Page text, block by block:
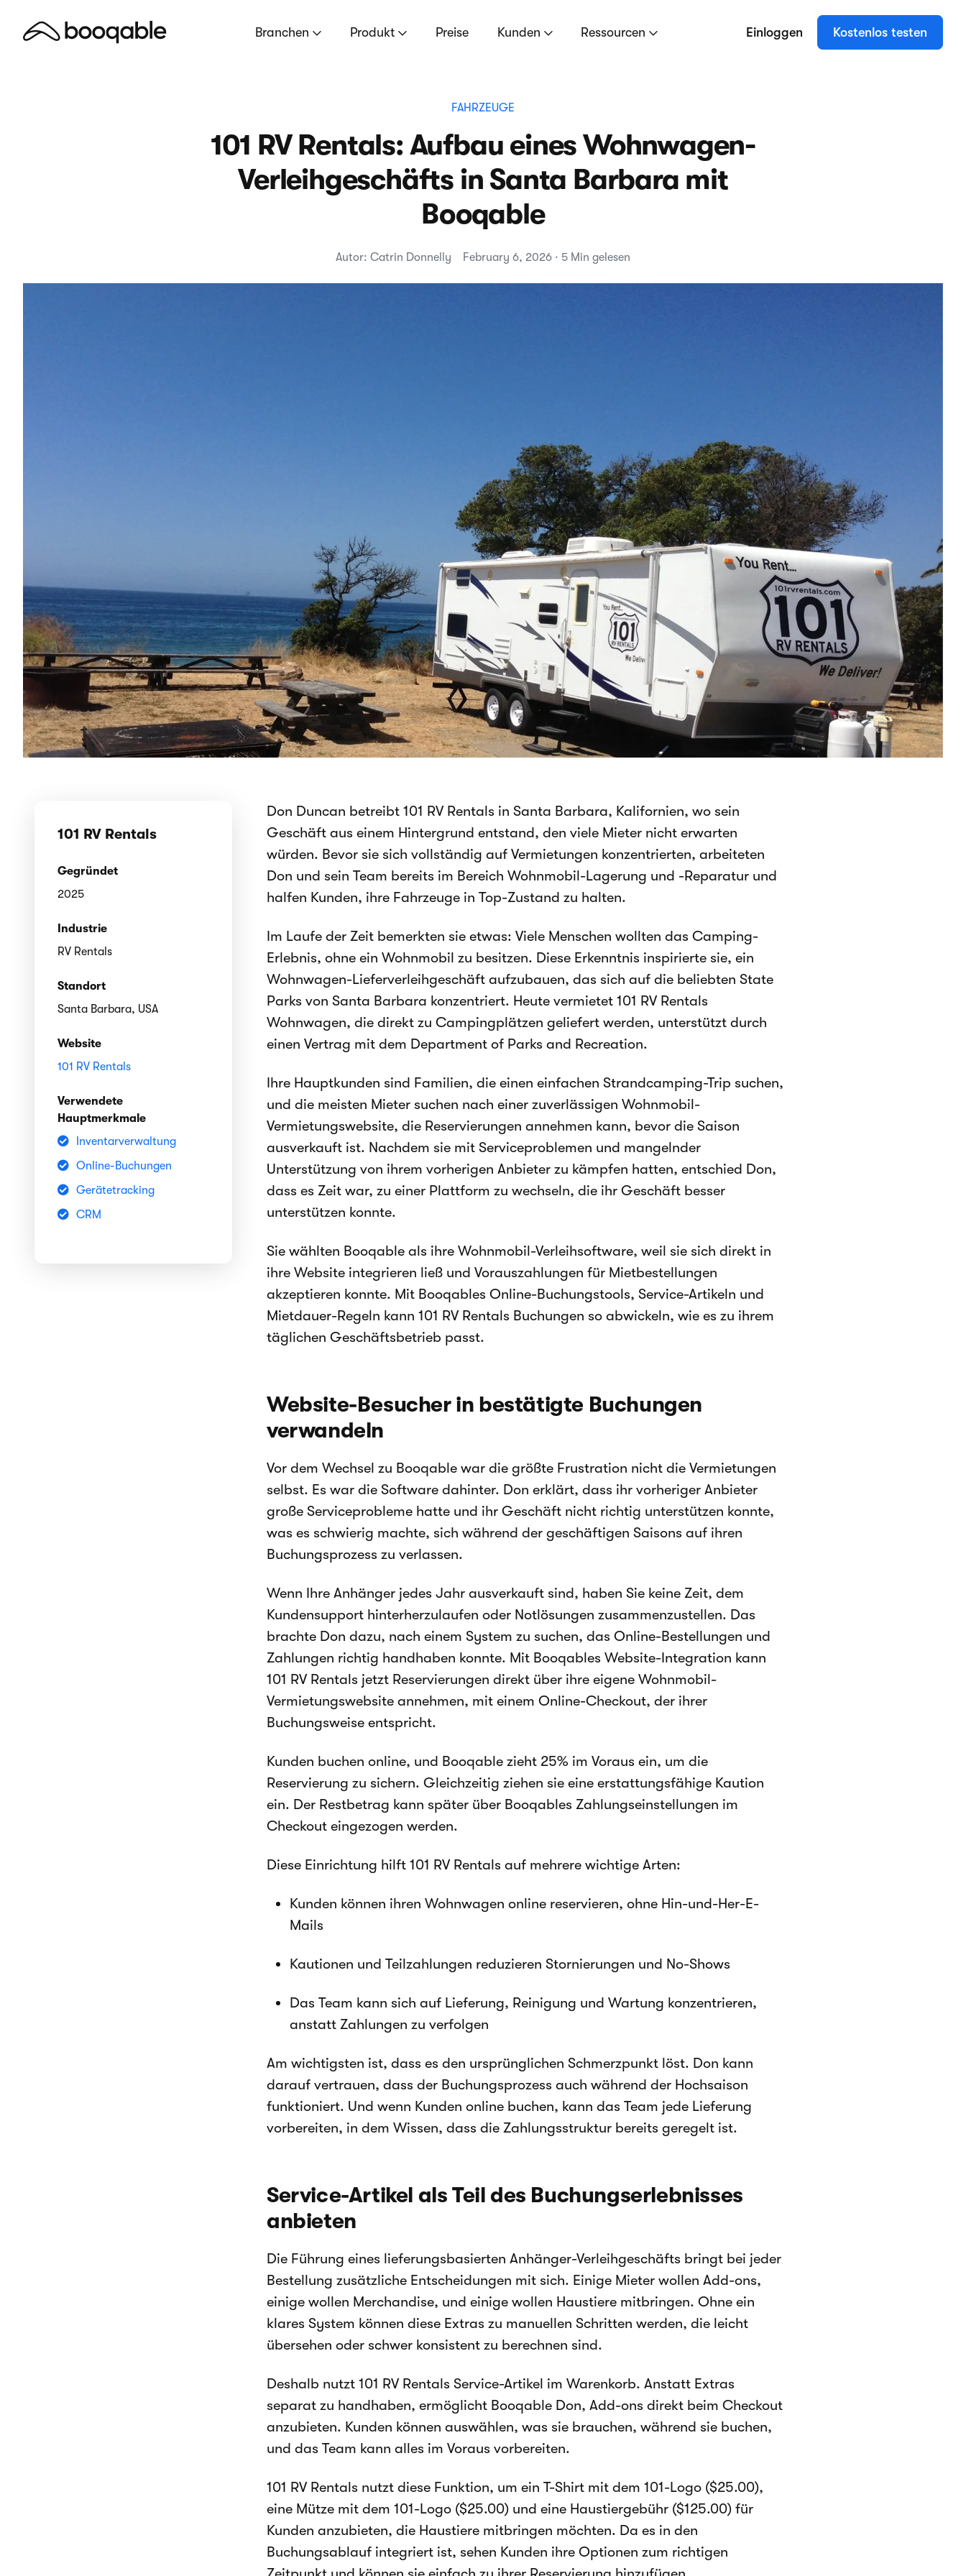
Branchen Produkt Preise Kunden Ressourcen Einloggen Kostenlos testen
FAHRZEUGE
101 RV Rentals: Aufbau eines Wohnwagen-
Verleihgeschäfts in Santa Barbara mit
Booqable
Autor: Catrin Donnelly February 6, 2026 · 5 Min gelesen
101 RV Rentals
Gegründet
2025
Industrie
RV Rentals
Standort
Santa Barbara, USA
Website
101 RV Rentals
Verwendete
Hauptmerkmale
Inventarverwaltung
Online-Buchungen
Gerätetracking
CRM
Don Duncan betreibt 101 RV Rentals in Santa Barbara, Kalifornien, wo sein
Geschäft aus einem Hintergrund entstand, den viele Mieter nicht erwarten
würden. Bevor sie sich vollständig auf Vermietungen konzentrierten, arbeiteten
Don und sein Team bereits im Bereich Wohnmobil-Lagerung und -Reparatur und
halfen Kunden, ihre Fahrzeuge in Top-Zustand zu halten.
Im Laufe der Zeit bemerkten sie etwas: Viele Menschen wollten das Camping-
Erlebnis, ohne ein Wohnmobil zu besitzen. Diese Erkenntnis inspirierte sie, ein
Wohnwagen-Lieferverleihgeschäft aufzubauen, das sich auf die beliebten State
Parks von Santa Barbara konzentriert. Heute vermietet 101 RV Rentals
Wohnwagen, die direkt zu Campingplätzen geliefert werden, unterstützt durch
einen Vertrag mit dem Department of Parks and Recreation.
Ihre Hauptkunden sind Familien, die einen einfachen Strandcamping-Trip suchen,
und die meisten Mieter suchen nach einer zuverlässigen Wohnmobil-
Vermietungswebsite, die Reservierungen annehmen kann, bevor die Saison
ausverkauft ist. Nachdem sie mit Serviceproblemen und mangelnder
Unterstützung von ihrem vorherigen Anbieter zu kämpfen hatten, entschied Don,
dass es Zeit war, zu einer Plattform zu wechseln, die ihr Geschäft besser
unterstützen konnte.
Sie wählten Booqable als ihre Wohnmobil-Verleihsoftware, weil sie sich direkt in
ihre Website integrieren ließ und Vorauszahlungen für Mietbestellungen
akzeptieren konnte. Mit Booqables Online-Buchungstools, Service-Artikeln und
Mietdauer-Regeln kann 101 RV Rentals Buchungen so abwickeln, wie es zu ihrem
täglichen Geschäftsbetrieb passt.
Website-Besucher in bestätigte Buchungen
verwandeln
Vor dem Wechsel zu Booqable war die größte Frustration nicht die Vermietungen
selbst. Es war die Software dahinter. Don erklärt, dass ihr vorheriger Anbieter
große Serviceprobleme hatte und ihr Geschäft nicht richtig unterstützen konnte,
was es schwierig machte, sich während der geschäftigen Saisons auf ihren
Buchungsprozess zu verlassen.
Wenn Ihre Anhänger jedes Jahr ausverkauft sind, haben Sie keine Zeit, dem
Kundensupport hinterherzulaufen oder Notlösungen zusammenzustellen. Das
brachte Don dazu, nach einem System zu suchen, das Online-Bestellungen und
Zahlungen richtig handhaben konnte. Mit Booqables Website-Integration kann
101 RV Rentals jetzt Reservierungen direkt über ihre eigene Wohnmobil-
Vermietungswebsite annehmen, mit einem Online-Checkout, der ihrer
Buchungsweise entspricht.
Kunden buchen online, und Booqable zieht 25% im Voraus ein, um die
Reservierung zu sichern. Gleichzeitig ziehen sie eine erstattungsfähige Kaution
ein. Der Restbetrag kann später über Booqables Zahlungseinstellungen im
Checkout eingezogen werden.
Diese Einrichtung hilft 101 RV Rentals auf mehrere wichtige Arten:
Kunden können ihren Wohnwagen online reservieren, ohne Hin-und-Her-E-
Mails
Kautionen und Teilzahlungen reduzieren Stornierungen und No-Shows
Das Team kann sich auf Lieferung, Reinigung und Wartung konzentrieren,
anstatt Zahlungen zu verfolgen
Am wichtigsten ist, dass es den ursprünglichen Schmerzpunkt löst. Don kann
darauf vertrauen, dass der Buchungsprozess auch während der Hochsaison
funktioniert. Und wenn Kunden online buchen, kann das Team jede Lieferung
vorbereiten, in dem Wissen, dass die Zahlungsstruktur bereits geregelt ist.
Service-Artikel als Teil des Buchungserlebnisses
anbieten
Die Führung eines lieferungsbasierten Anhänger-Verleihgeschäfts bringt bei jeder
Bestellung zusätzliche Entscheidungen mit sich. Einige Mieter wollen Add-ons,
einige wollen Merchandise, und einige wollen Haustiere mitbringen. Ohne ein
klares System können diese Extras zu manuellen Schritten werden, die leicht
übersehen oder schwer konsistent zu berechnen sind.
Deshalb nutzt 101 RV Rentals Service-Artikel im Warenkorb. Anstatt Extras
separat zu handhaben, ermöglicht Booqable Don, Add-ons direkt beim Checkout
anzubieten. Kunden können auswählen, was sie brauchen, während sie buchen,
und das Team kann alles im Voraus vorbereiten.
101 RV Rentals nutzt diese Funktion, um ein T-Shirt mit dem 101-Logo ($25.00),
eine Mütze mit dem 101-Logo ($25.00) und eine Haustiergebühr ($125.00) für
Kunden anzubieten, die Haustiere mitbringen möchten. Da es in den
Buchungsablauf integriert ist, sehen Kunden ihre Optionen zum richtigen